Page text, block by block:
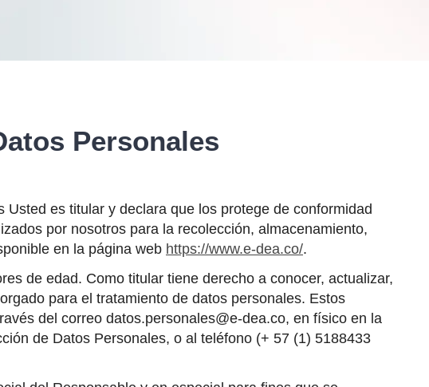
Personales
es titular y declara que los protege de conformidad
por nosotros para la recolección, almacenamiento,
en la página web https://www.e-dea.co/.
de edad. Como titular tiene derecho a conocer, actualizar,
para el tratamiento de datos personales. Estos
del correo datos.personales@e-dea.co, en físico en la
de Datos Personales, o al teléfono (+ 57 (1) 5188433